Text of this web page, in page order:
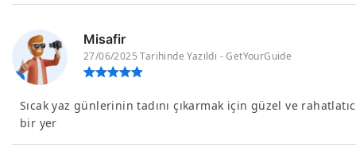
Misafir
27/06/2025 Tarihinde Yazıldı - GetYourGuide
Sıcak yaz günlerinin tadını çıkarmak için güzel ve
bir yer